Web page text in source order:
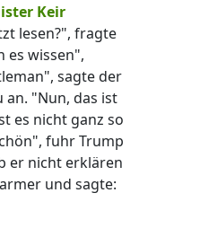
Keir
lesen?", fragte
es wissen",
sagte der
an. "Nun, das ist
es nicht ganz so
fuhr Trump
er nicht erklären
und sagte: